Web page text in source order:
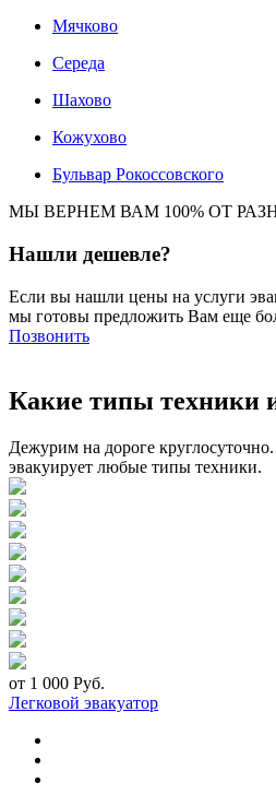
Мячково
Середа
Шахово
Кожухово
Бульвар Рокоссовского
МЫ ВЕРНЕМ ВАМ 100% ОТ
Нашли дешевле?
Если вы нашли цены на услуги
мы готовы предложить Вам еще
Позвонить
Какие типы техники
Дежурим на дороге
эвакуирует любые типы техники.
от 1 000 Руб.
Легковой эвакуатор